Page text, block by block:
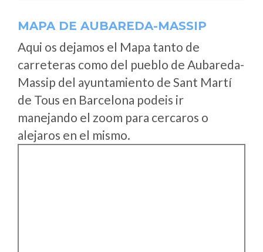
MAPA DE AUBAREDA-MASSIP
Aqui os dejamos el Mapa tanto de
carreteras como del pueblo de Aubareda-
Massip del ayuntamiento de Sant Martí
de Tous en Barcelona podeis ir
manejando el zoom para cercaros o
alejaros en el mismo.